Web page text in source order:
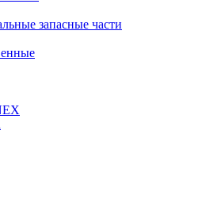
запасные части